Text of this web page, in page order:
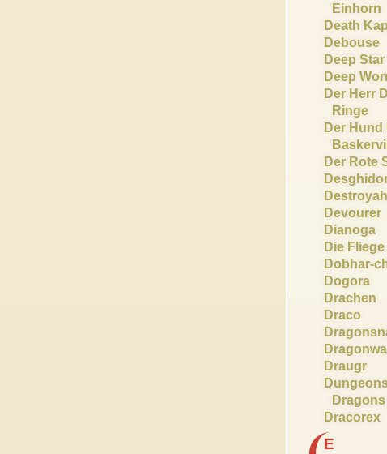
Einhorn
Death
Debouse
Deep
Deep
Der Herr
Ringe
Der Hund
Der Rote
Destroyah
Devourer
Dianoga
Die Fliege
Dobhar-
Dogora
Drachen
Draco
Draugr
Dragons
Dracorex
E